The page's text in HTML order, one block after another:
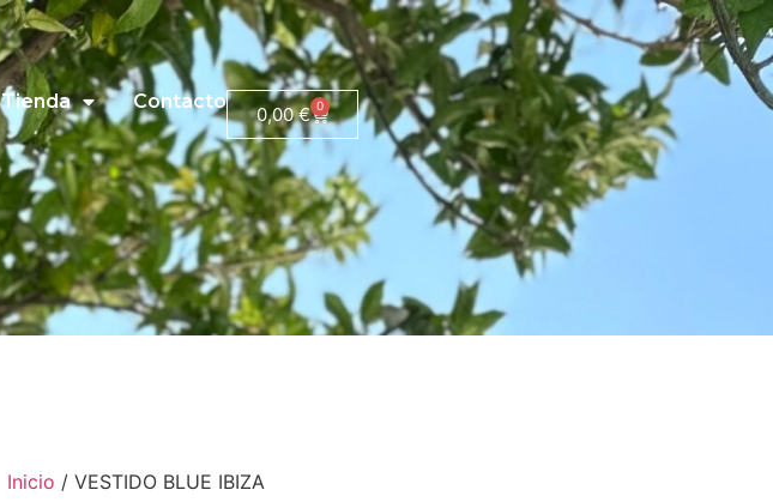
Tienda Contacto
0,00€ 0
Inicio / VESTIDO BLUE IBIZA